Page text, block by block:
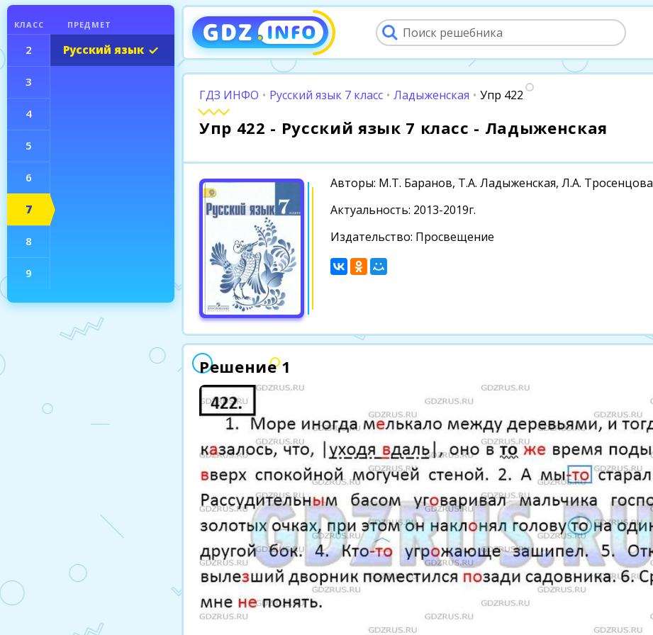
ГДЗ ИНФО • Русский язык 7 класс • Ладыженская • Упр 422
Упр 422 - Русский язык 7 класс - Ладыженская
Авторы: М.Т. Баранов, Т.А. Ладыженская, Л.А. Тросенцова
Актуальность: 2013-2019г.
Издательство: Просвещение
Решение 1
КЛАСС ПРЕДМЕТ
2
3
4
5
6
7
Русский язык
8
9